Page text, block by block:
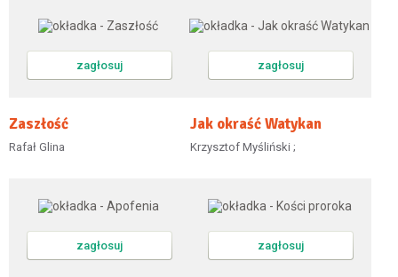
zagłosuj
Zaszłość
Rafał Glina
zagłosuj
Jak okraść Watykan
Krzysztof Myśliński ;
zagłosuj zagłosuj